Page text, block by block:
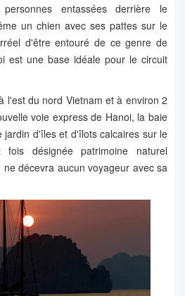
entassées derrière le
un chien avec ses pattes sur le
d'être entouré de ce genre de
est une base idéale pour le circuit
l'est du nord Vietnam et à environ 2
voie express de Hanoi, la baie
jardin d'îles et d'îlots calcaires sur le
désignée patrimoine naturel
décevra aucun voyageur avec sa